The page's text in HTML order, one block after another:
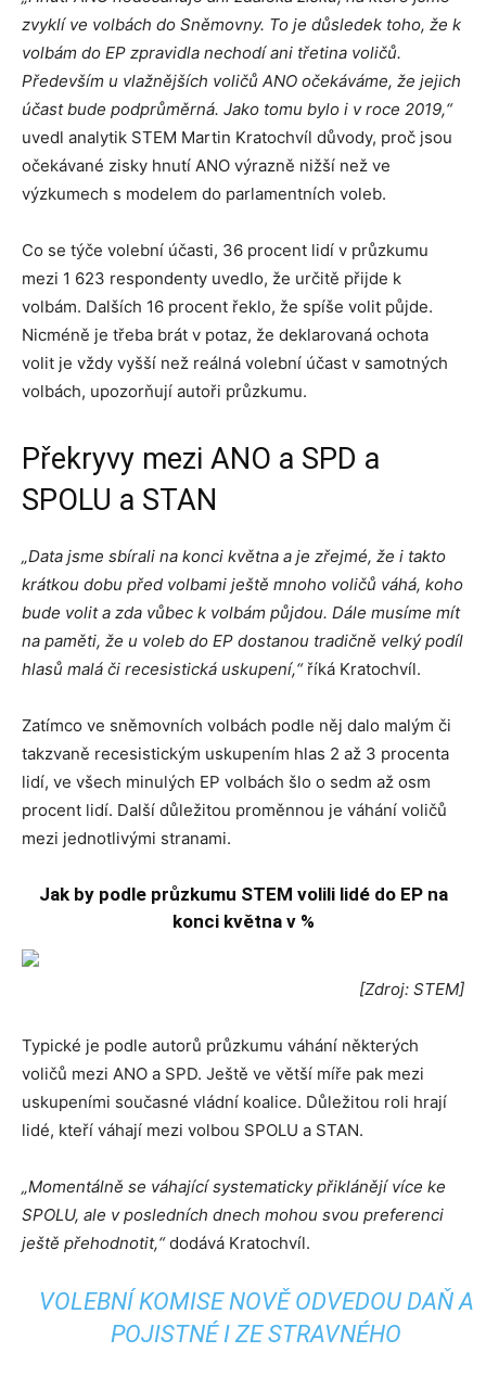
zvyklí ve volbách do Sněmovny. To je důsledek toho, že k
volbám do EP zpravidla nechodí ani třetina voličů.
Především u vlažnějších voličů ANO očekáváme, že jejich
účast bude podprůměrná. Jako tomu bylo i v roce 2019,“
uvedl analytik STEM Martin Kratochvíl důvody, proč jsou
očekávané zisky hnutí ANO výrazně nižší než ve
výzkumech s modelem do parlamentních voleb.
Co se týče volební účasti, 36 procent lidí v průzkumu
mezi 1 623 respondenty uvedlo, že určitě přijde k
volbám. Dalších 16 procent řeklo, že spíše volit půjde.
Nicméně je třeba brát v potaz, že deklarovaná ochota
volit je vždy vyšší než reálná volební účast v samotných
volbách, upozorňují autoři průzkumu.
Překryvy mezi ANO a SPD a
SPOLU a STAN
„Data jsme sbírali na konci května a je zřejmé, že i takto
krátkou dobu před volbami ještě mnoho voličů váhá, koho
bude volit a zda vůbec k volbám půjdou. Dále musíme mít
na paměti, že u voleb do EP dostanou tradičně velký podíl
hlasů malá či recesistická uskupení,“ říká Kratochvíl.
Zatímco ve sněmovních volbách podle něj dalo malým či
takzvaně recesistickým uskupením hlas 2 až 3 procenta
lidí, ve všech minulých EP volbách šlo o sedm až osm
procent lidí. Další důležitou proměnnou je váhání voličů
mezi jednotlivými stranami.
Jak by podle průzkumu STEM volili lidé do EP na
konci května v %
[Zdroj: STEM]
Typické je podle autorů průzkumu váhání některých
voličů mezi ANO a SPD. Ještě ve větší míře pak mezi
uskupeními současné vládní koalice. Důležitou roli hrají
lidé, kteří váhají mezi volbou SPOLU a STAN.
„Momentálně se váhající systematicky přiklánějí více ke
SPOLU, ale v posledních dnech mohou svou preferenci
ještě přehodnotit,“dodává Kratochvíl.
VOLEBNÍ KOMISE NOVĚ ODVEDOU DAŇ A
POJISTNÉ I ZE STRAVNÉHO